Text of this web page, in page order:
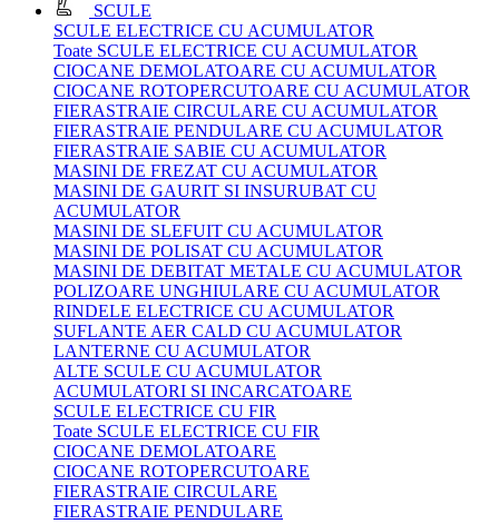
SCULE
SCULE ELECTRICE CU ACUMULATOR
Toate SCULE ELECTRICE CU ACUMULATOR
CIOCANE DEMOLATOARE CU ACUMULATOR
CIOCANE ROTOPERCUTOARE CU ACUMULATOR
FIERASTRAIE CIRCULARE CU ACUMULATOR
FIERASTRAIE PENDULARE CU ACUMULATOR
FIERASTRAIE SABIE CU ACUMULATOR
MASINI DE FREZAT CU ACUMULATOR
MASINI DE GAURIT SI INSURUBAT CU
ACUMULATOR
MASINI DE SLEFUIT CU ACUMULATOR
MASINI DE POLISAT CU ACUMULATOR
MASINI DE DEBITAT METALE CU ACUMULATOR
POLIZOARE UNGHIULARE CU ACUMULATOR
RINDELE ELECTRICE CU ACUMULATOR
SUFLANTE AER CALD CU ACUMULATOR
LANTERNE CU ACUMULATOR
ALTE SCULE CU ACUMULATOR
ACUMULATORI SI INCARCATOARE
SCULE ELECTRICE CU FIR
Toate SCULE ELECTRICE CU FIR
CIOCANE DEMOLATOARE
CIOCANE ROTOPERCUTOARE
FIERASTRAIE CIRCULARE
FIERASTRAIE PENDULARE